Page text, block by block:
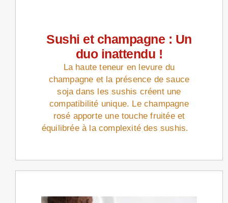
Sushi et champagne : Un
duo inattendu !
La haute teneur en levure du
champagne et la présence de sauce
soja dans les sushis créent une
compatibilité unique. Le champagne
rosé apporte une touche fruitée et
équilibrée à la complexité des sushis.